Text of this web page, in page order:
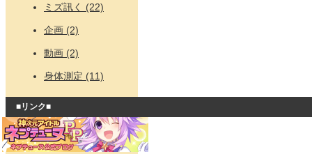
ミズ訊く (22)
企画 (2)
動画 (2)
身体測定 (11)
■リンク■